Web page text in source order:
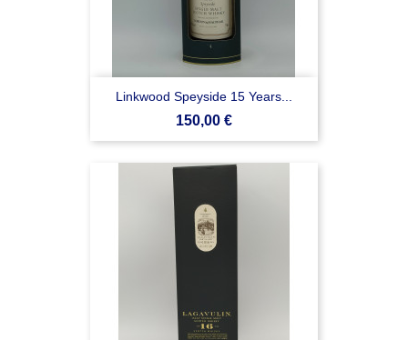
Linkwood Speyside 15 Years...
Prezzo
150,00 €